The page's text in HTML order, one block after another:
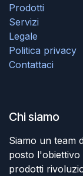
Prodotti
Servizi
Legale
Politica privacy
Contattaci
Chi siamo
Siamo un team
posto l'obiettivo
prodotti